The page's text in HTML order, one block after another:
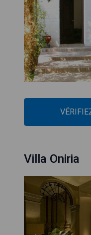
Villa Oniria